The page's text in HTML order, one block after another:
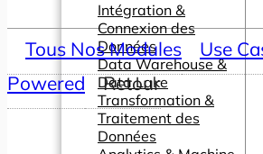
Intégration &
Connexion des
Données
Data Warehouse &
Data Lake
Transformation &
Traitement des
Données
Tous Nos Modules Use
Powered
Retour